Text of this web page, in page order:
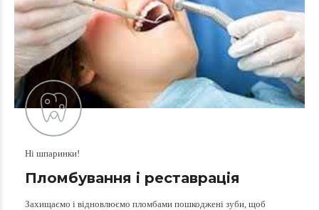
Ні шпаринки!
Пломбування і реставрація
Захищаємо і відновлюємо пломбами пошкоджені зуби, щоб